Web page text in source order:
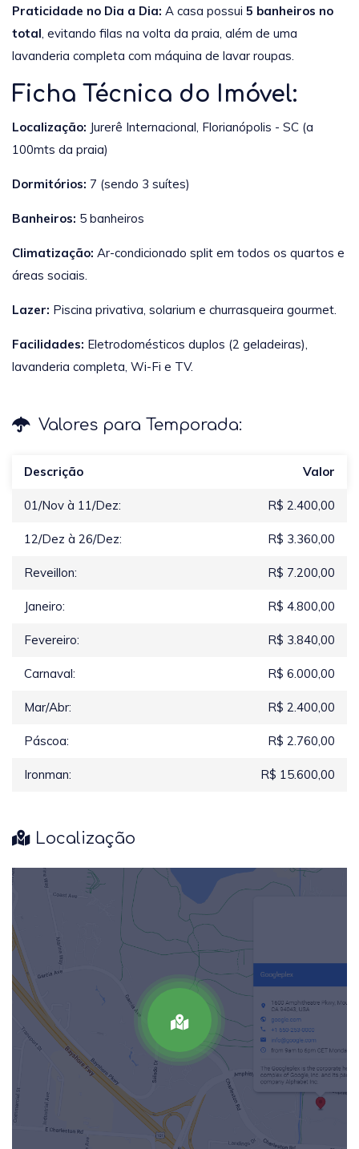
Praticidade no Dia a Dia: A casa possui 5 banheiros no
total , evitando filas na volta da praia, além de uma
lavanderia completa com máquina de lavar roupas.
Ficha Técnica do Imóvel:
Localização: Jurerê Internacional, Florianópolis - SC (a
100mts da praia)
Dormitórios: 7 (sendo 3 suítes)
Banheiros: 5 banheiros
Climatização: Ar-condicionado split em todos os quartos e
áreas sociais.
Lazer: Piscina privativa, solarium e churrasqueira gourmet.
Facilidades: Eletrodomésticos duplos (2 geladeiras),
lavanderia completa, Wi-Fi e TV.
Valores para Temporada:
Descrição Valor
01/Nov à 11/Dez: R$ 2.400,00
12/Dez à 26/Dez: R$ 3.360,00
Reveillon: R$ 7.200,00
Janeiro: R$ 4.800,00
Fevereiro: R$ 3.840,00
Carnaval: R$ 6.000,00
Mar/Abr: R$ 2.400,00
Páscoa: R$ 2.760,00
Ironman: R$ 15.600,00
Localização